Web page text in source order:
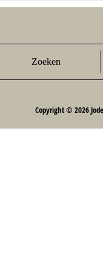
Zoeken
Copyright © 2026